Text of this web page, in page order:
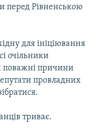
перед Рівненською
для ініціювання
очільники
поважні причини
провладних
триває.